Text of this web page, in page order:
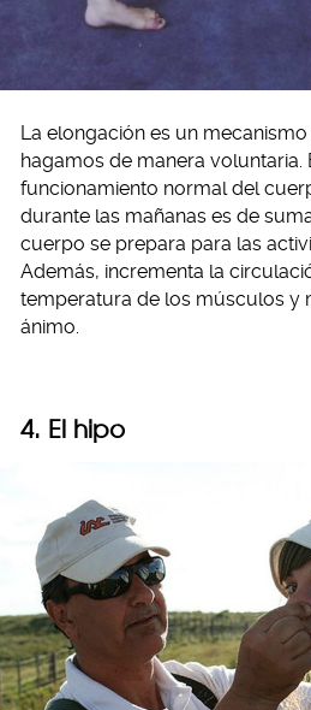
La elongación es un
hagamos de manera voluntaria.
funcionamiento normal del
durante las mañanas es de
cuerpo se prepara para las
Además, incrementa la
temperatura de los músculos y
ánimo.
4. El hipo